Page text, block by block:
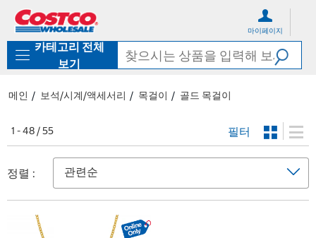
로
기
가
마이페이지
카테고리 전체
보기
메인 보석/시계/액세서리 목걸이 골드 목걸이
1 - 48 / 55 필터
정렬 :